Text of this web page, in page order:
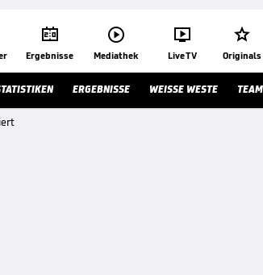

Ergebnisse

Mediathek

Live TV

Originals
ERGEBNISSE WEISSE WESTE